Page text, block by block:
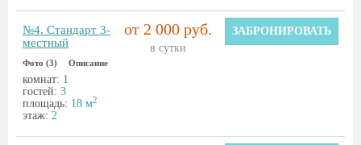
№4. Стандарт 3-
местный
Фото (3) Описание
комнат: 1
гостей: 3
площадь: 18 м2
этаж: 2
от 2 000 руб.
в сутки
ЗАБРОНИРОВАТЬ